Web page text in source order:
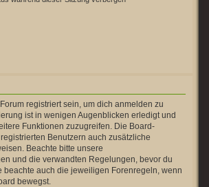
registriert sein, um dich anmelden zu
ist in wenigen Augenblicken erledigt und
Funktionen zuzugreifen. Die Board-
Benutzern auch zusätzliche
Beachte bitte unsere
und die verwandten Regelungen, bevor du
beachte auch die jeweiligen Forenregeln, wenn
bewegst.